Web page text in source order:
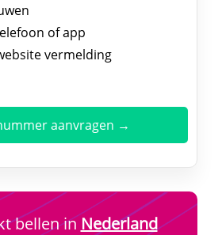
of app
vermelding
aanvragen →
bellen inNederland